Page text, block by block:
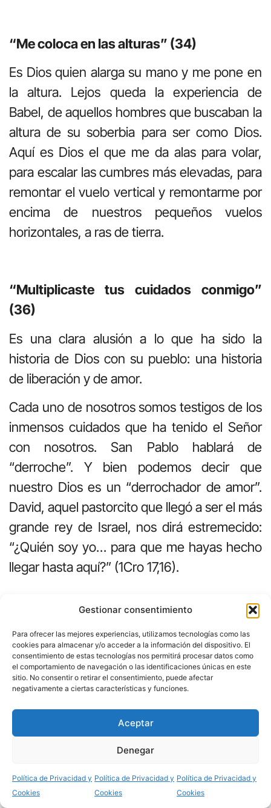
Gestionar consentimiento
Para ofrecer las mejores experiencias, utilizamos tecnologías como las
cookies para almacenar y/o acceder a la información del dispositivo. El
consentimiento de estas tecnologías nos permitirá procesar datos como
el comportamiento de navegación o las identificaciones únicas en este
sitio. No consentir o retirar el consentimiento, puede afectar
negativamente a ciertas características y funciones.
Aceptar
Denegar
Política de Privacidad y
Cookies
Política de Privacidad y
Cookies
Política de Privacidad y
Cookies
“Me coloca en las alturas” (34)
Es Dios quien alarga su mano y me pone en
la altura. Lejos queda la experiencia de
Babel, de aquellos hombres que buscaban la
altura de su soberbia para ser como Dios.
Aquí es Dios el que me da alas para volar,
para escalar las cumbres más elevadas, para
remontar el vuelo vertical y remontarme por
encima de nuestros pequeños vuelos
horizontales, a ras de tierra.
“Multiplicaste tus cuidados conmigo”
(36)
Es una clara alusión a lo que ha sido la
historia de Dios con su pueblo: una historia
de liberación y de amor.
Cada uno de nosotros somos testigos de los
inmensos cuidados que ha tenido el Señor
con nosotros. San Pablo hablará de
“derroche”. Y bien podemos decir que
nuestro Dios es un “derrochador de amor”.
David, aquel pastorcito que llegó a ser el más
grande rey de Israel, nos dirá estremecido:
“¿Quién soy yo… para que me hayas hecho
llegar hasta aquí?” (1Cro 17,16).
Aquí el salmista tiene ganas de cantar, de
aclamar a Dios. Y todo por lo bien que Dios
ha llevado la historia, subrayando la acción
cristianos el salmo se convierte en un himno
a Cristo, el nuevo y definitivo Mesías, que ha
su Resurrección, está definitivamente